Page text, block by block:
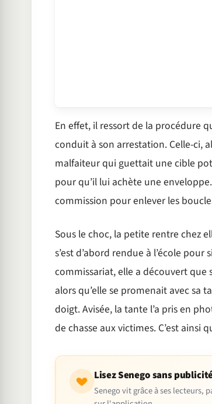
En effet, il ressort de la procédure
conduit à son arrestation. Celle-ci,
malfaiteur qui guettait une cible
pour qu’il lui achète une
commission pour enlever les
Sous le choc, la petite rentre chez
s’est d’abord rendue à l’école
commissariat, elle a découvert que
alors qu’elle se promenait avec sa
doigt. Avisée, la tante l’a pris en
de chasse aux victimes. C’est ainsi
Lisez Senego sans
Senego vit grâce à ses lecteurs,